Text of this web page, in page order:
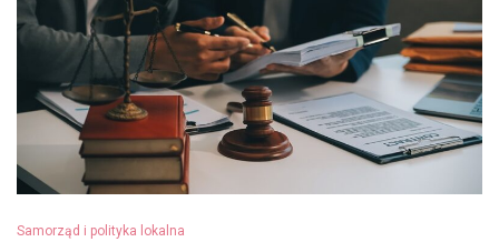
Samorząd i polityka lokalna